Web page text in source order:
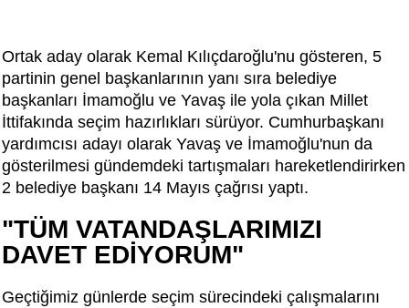
Ortak aday olarak Kemal Kılıçdaroğlu'nu gösteren, 5
partinin genel başkanlarının yanı sıra belediye
başkanları İmamoğlu ve Yavaş ile yola çıkan Millet
İttifakında seçim hazırlıkları sürüyor. Cumhurbaşkanı
yardımcısı adayı olarak Yavaş ve İmamoğlu'nun da
gösterilmesi gündemdeki tartışmaları hareketlendirirken
2 belediye başkanı 14 Mayıs çağrısı yaptı.
"TÜM VATANDAŞLARIMIZI
DAVET EDİYORUM"
Geçtiğimiz günlerde seçim sürecindeki çalışmalarını